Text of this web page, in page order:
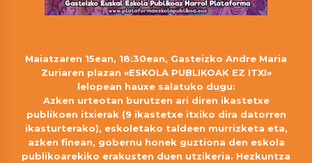
Maiatzaren 15ean, 18:30ean, Gasteizko Andre Maria
Zuriaren plazan «ESKOLA PUBLIKOAK EZ ITXI»
lelopean hauxe salatuko dugu:
Azken urteotan burutzen ari diren ikastetxe
publikoen itxierak (9 ikastetxe itxiko dira datorren
ikasturterako), eskoletako taldeen murrizketa eta,
azken finean, gobernu honek guztiona den eskola
publikoarekiko erakusten duen utzikeria. Hezkuntza